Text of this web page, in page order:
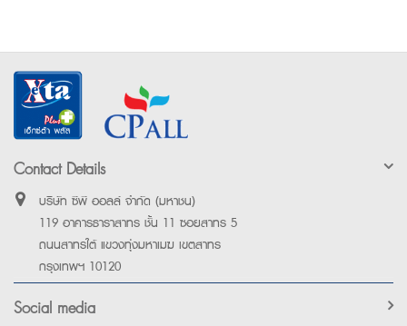
Contact Details
บริษัท ซีพี ออลล์ จำกัด (มหาชน)
119 อาคารธาราสาทร ชั้น 11 ซอยสาทร 5
ถนนสาทรใต้ แขวงทุ่งมหาเมฆ เขตสาทร
กรุงเทพฯ 10120
Social media